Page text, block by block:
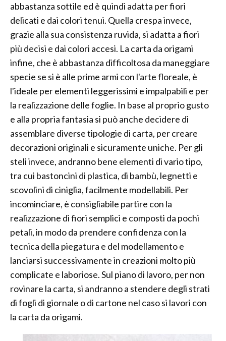
abbastanza sottile ed è quindi adatta per fiori
delicati e dai colori tenui. Quella crespa invece,
grazie alla sua consistenza ruvida, si adatta a fiori
più decisi e dai colori accesi. La carta da origami
infine, che è abbastanza difficoltosa da maneggiare
specie se si è alle prime armi con l'arte floreale, è
l'ideale per elementi leggerissimi e impalpabili e per
la realizzazione delle foglie. In base al proprio gusto
e alla propria fantasia si può anche decidere di
assemblare diverse tipologie di carta, per creare
decorazioni originali e sicuramente uniche. Per gli
steli invece, andranno bene elementi di vario tipo,
tra cui bastoncini di plastica, di bambù, legnetti e
scovolini di ciniglia, facilmente modellabili. Per
incominciare, è consigliabile partire con la
realizzazione di fiori semplici e composti da pochi
petali, in modo da prendere confidenza con la
tecnica della piegatura e del modellamento e
lanciarsi successivamente in creazioni molto più
complicate e laboriose. Sul piano di lavoro, per non
rovinare la carta, si andranno a stendere degli strati
di fogli di giornale o di cartone nel caso si lavori con
la carta da origami.